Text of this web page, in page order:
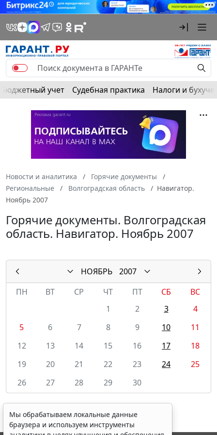
Бюджетный учет Судебная практика Налоги и
Новости и аналитика
Горячие документы
Региональные
Волгоградская область
Навигатор.
Ноябрь 2007
Горячие документы. Волгоградская
область. Навигатор. Ноябрь 2007
НОЯБРЬ
2007
ПН
ВТ СР ЧТ ПТ СБ
ВС
1
2 3
4
5
6 7 8 9 10
11
12
13 14 15 16 17
18
19
20 21 22 23 24
25
26
27 28 29 30
Мы обрабатываем локальные данные
браузера и используем инструменты